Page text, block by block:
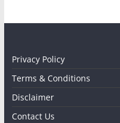
Privacy Policy
Terms & Conditions
Disclaimer
Contact Us